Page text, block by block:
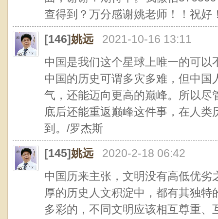
查得到？万分感谢姚老师！！祝好
[146]姚远
2021-10-16 13:11
中国是我们这个星球上唯一的可
中国的历史可谓多灾多难，但中
气，还能迈向更高的巅峰。所以
底后还能重返巅峰这件事，在人
到。/罗杰斯
[145]姚远
2020-2-18 06:42
中国历来主张，文明没有高低优
厚的历史人文积淀中，都有其独
多彩的，不同文明应该相互尊重